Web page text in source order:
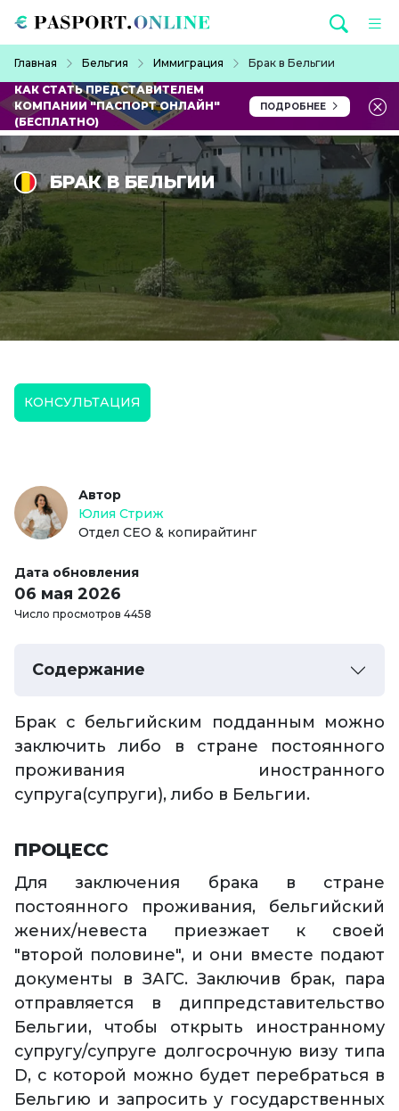
Главная Бельгия Иммиграция
Брак в Бельгии
КАК СТАТЬ ПРЕДСТАВИТЕЛЕМ
КОМПАНИИ "ПАСПОРТ ОНЛАЙН"
(БЕСПЛАТНО)
ПОДРОБНЕЕ
БРАК В БЕЛЬГИИ
КОНСУЛЬТАЦИЯ
Автор
Юлия Стриж
Отдел СЕО & копирайтинг
Дата обновления
06 мая 2026
Число просмотров 4458
Содержание
Брак с бельгийским подданным можно
заключить либо в стране постоянного
проживания иностранного
супруга(супруги), либо в Бельгии.
ПРОЦЕСС
Для заключения брака в стране
постоянного проживания, бельгийский
жених/невеста приезжает к своей
"второй половине", и они вместе подают
документы в ЗАГС. Заключив брак, пара
отправляется в диппредставительство
Бельгии, чтобы открыть иностранному
супругу/супруге долгосрочную визу типа
D, с которой можно будет перебраться в
Бельгию и запросить у государственных